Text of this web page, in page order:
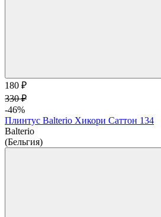
180 ₽
330 ₽
-46%
Плинтус Balterio Хикори Саттон 134
Balterio
(Бельгия)